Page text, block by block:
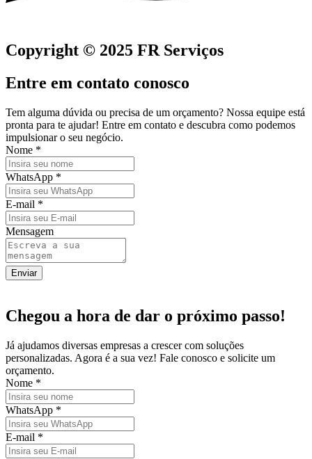
Copyright © 2025 FR Serviços
Entre em contato conosco
Tem alguma dúvida ou precisa de um orçamento? Nossa equipe está
pronta para te ajudar! Entre em contato e descubra como podemos
impulsionar o seu negócio.
Nome *
WhatsApp *
E-mail *
Mensagem
Enviar
Chegou a hora de dar o próximo passo!
Já ajudamos diversas empresas a crescer com soluções
personalizadas. Agora é a sua vez! Fale conosco e solicite um
orçamento.
Nome *
WhatsApp *
E-mail *